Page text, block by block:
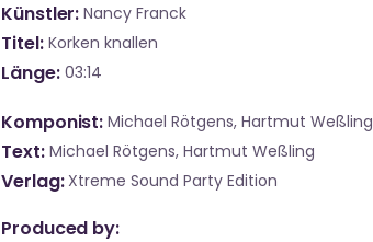
Künstler Nancy Franck
Titel Korken knallen
Länge 03:14
Komponist Michael Rötgens, Hartmut Weßling
Text Michael Rötgens, Hartmut Weßling
Verlag Xtreme Sound Party Edition
Produced by: